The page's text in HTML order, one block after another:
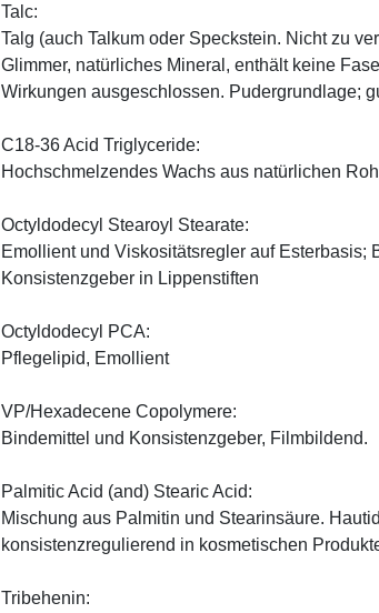
Talc:
Talg (auch Talkum oder Speckstein. Nicht zu
Glimmer, natürliches Mineral, enthält keine
Wirkungen ausgeschlossen. Pudergrundlage;
C18-36 Acid Triglyceride:
Hochschmelzendes Wachs aus natürlichen
Octyldodecyl Stearoyl Stearate:
Emollient und Viskositätsregler auf Esterbasis;
Konsistenzgeber in Lippenstiften
Octyldodecyl PCA:
Pflegelipid, Emollient
VP/Hexadecene Copolymere:
Bindemittel und Konsistenzgeber, Filmbildend.
Palmitic Acid (and) Stearic Acid:
Mischung aus Palmitin und Stearinsäure.
konsistenzregulierend in kosmetischen
Tribehenin: